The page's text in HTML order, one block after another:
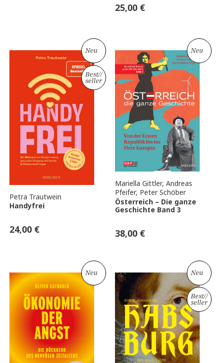
25,00 €
Neu
Best//
seller
Petra Trautwein
Handyfrei
24,00 €
Neu
Mariella Gittler, Andreas
Pfeifer, Peter Schöber
Österreich – Die ganze
Geschichte Band 3
38,00 €
Neu Neu
Best//
seller